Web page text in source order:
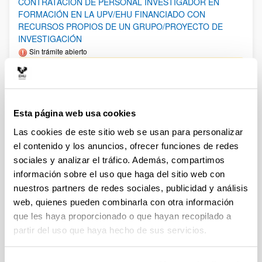
Esta página web usa cookies
Las cookies de este sitio web se usan para personalizar
el contenido y los anuncios, ofrecer funciones de redes
sociales y analizar el tráfico. Además, compartimos
información sobre el uso que haga del sitio web con
nuestros partners de redes sociales, publicidad y análisis
web, quienes pueden combinarla con otra información
que les haya proporcionado o que hayan recopilado a
partir del uso que haya hecho de sus servicios.
FORMACIÓN EN LA UPV/EHU FINANCIADO CON
RECURSOS PROPIOS DE UN GRUPO/PROYECTO DE
INVESTIGACIÓN
Sin trámite abierto
excluídos. Plazo alegaciones: hasta el 18/12/2024. 02/12/2024:
2. 15/11/2024: Listado Provisional de solicitudes admitidas y
excluídas en Fase 2. Plazo de alegaciones: del 18/11/2024 al
29/11/2024 (ambos incluídos). 29/10/2024: Anexo I Fase 2.
Plazo de presentación de solicitudes: del 30/10/2024 al
13/11/2024. 29/10/2024: 2a corrección de errores de la
convocatoria.17/10/2024: Corrección de errores de la
convocatoria. 11/10/2024: Se ha publicado la convocatoria.
Ayudas postdoctorales Ramón y Cajal 2024
Plazo de presentación cerrado (Fecha de fin del plazo de
presentación: 21/01/2025 14:00)